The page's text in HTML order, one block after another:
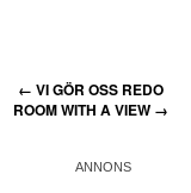
← VI GÖR OSS REDO
ROOM WITH A VIEW →